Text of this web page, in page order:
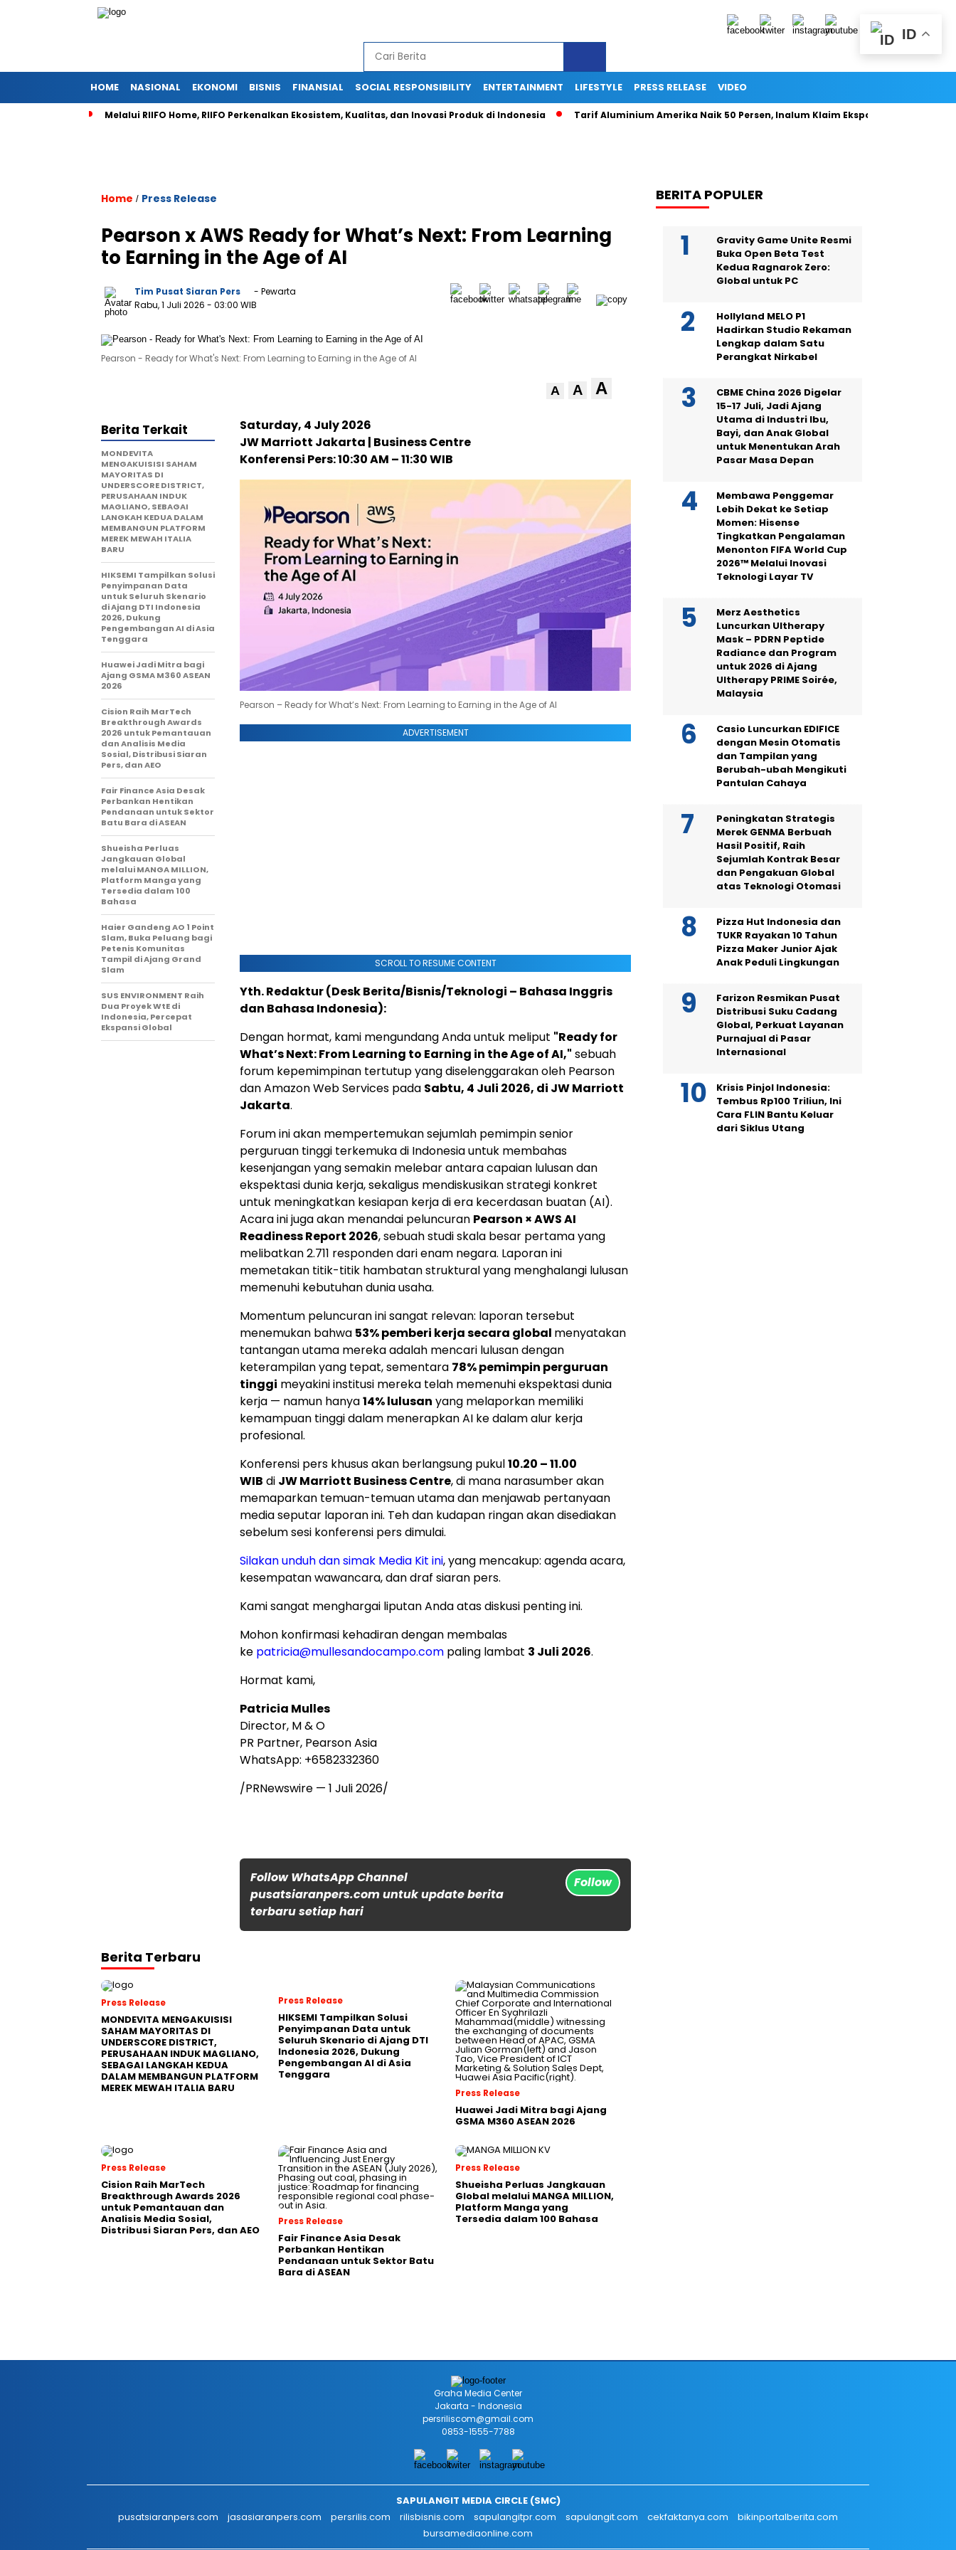
HOME NASIONAL EKONOMI BISNIS FINANSIAL SOCIAL RESPONSIBILITY ENTERTAINMENT LIFESTYLE PRESS RELEASE VIDEO
Melalui RIIFO Home, RIIFO Perkenalkan Ekosistem, Kualitas, dan Inovasi Produk di Indonesia Tarif Aluminium Amerika Naik 50 Persen, Inalum Klaim Ekspor Indonesia
Home / Press Release
Pearson x AWS Ready for What’s Next: From Learning
to Earning in the Age of AI
Tim Pusat Siaran Pers
- Pewarta
Rabu, 1 Juli 2026 - 03:00 WIB
Pearson - Ready for What's Next: From Learning to Earning in the Age of AI
A A A
Saturday, 4 July 2026
JW Marriott Jakarta | Business Centre
Konferensi Pers: 10:30 AM – 11:30 WIB
Pearson – Ready for What’s Next: From Learning to Earning in the Age of AI
ADVERTISEMENT
SCROLL TO RESUME CONTENT
Yth. Redaktur (Desk Berita/Bisnis/Teknologi – Bahasa Inggris
dan Bahasa Indonesia):
Dengan hormat, kami mengundang Anda untuk meliput "Ready for
What’s Next: From Learning to Earning in the Age of AI," sebuah
forum kepemimpinan tertutup yang diselenggarakan oleh Pearson
dan Amazon Web Services pada Sabtu, 4 Juli 2026, di JW Marriott
Jakarta.
Forum ini akan mempertemukan sejumlah pemimpin senior
perguruan tinggi terkemuka di Indonesia untuk membahas
kesenjangan yang semakin melebar antara capaian lulusan dan
ekspektasi dunia kerja, sekaligus mendiskusikan strategi konkret
untuk meningkatkan kesiapan kerja di era kecerdasan buatan (AI).
Acara ini juga akan menandai peluncuran Pearson × AWS AI
Readiness Report 2026, sebuah studi skala besar pertama yang
melibatkan 2.711 responden dari enam negara. Laporan ini
memetakan titik-titik hambatan struktural yang menghalangi lulusan
memenuhi kebutuhan dunia usaha.
Momentum peluncuran ini sangat relevan: laporan tersebut
menemukan bahwa 53% pemberi kerja secara global menyatakan
tantangan utama mereka adalah mencari lulusan dengan
keterampilan yang tepat, sementara 78% pemimpin perguruan
tinggi meyakini institusi mereka telah memenuhi ekspektasi dunia
kerja — namun hanya14% lulusan yang melaporkan memiliki
kemampuan tinggi dalam menerapkan AI ke dalam alur kerja
profesional.
Konferensi pers khusus akan berlangsung pukul10.20 – 11.00
WIB di JW Marriott Business Centre, di mana narasumber akan
memaparkan temuan-temuan utama dan menjawab pertanyaan
media seputar laporan ini. Teh dan kudapan ringan akan disediakan
sebelum sesi konferensi pers dimulai.
Silakan unduh dan simak Media Kit ini, yang mencakup: agenda acara,
kesempatan wawancara, dan draf siaran pers.
Kami sangat menghargai liputan Anda atas diskusi penting ini.
Mohon konfirmasi kehadiran dengan membalas
ke patricia@mullesandocampo.com paling lambat 3 Juli 2026.
Hormat kami,
Patricia Mulles
Director, M & O
PR Partner, Pearson Asia
WhatsApp: +6582332360
/PRNewswire — 1 Juli 2026/
Follow WhatsApp Channel
pusatsiaranpers.com untuk update berita
terbaru setiap hari
Follow
Berita Terkait
MONDEVITA
MENGAKUISISI SAHAM
MAYORITAS DI
UNDERSCORE DISTRICT,
PERUSAHAAN INDUK
MAGLIANO, SEBAGAI
LANGKAH KEDUA DALAM
MEMBANGUN PLATFORM
MEREK MEWAH ITALIA
BARU
HIKSEMI Tampilkan Solusi
Penyimpanan Data
untuk Seluruh Skenario
di Ajang DTI Indonesia
2026, Dukung
Pengembangan AI di Asia
Tenggara
Huawei Jadi Mitra bagi
Ajang GSMA M360 ASEAN
2026
Cision Raih MarTech
Breakthrough Awards
2026 untuk Pemantauan
dan Analisis Media
Sosial, Distribusi Siaran
Pers, dan AEO
Fair Finance Asia Desak
Perbankan Hentikan
Pendanaan untuk Sektor
Batu Bara di ASEAN
Shueisha Perluas
Jangkauan Global
melalui MANGA MILLION,
Platform Manga yang
Tersedia dalam 100
Bahasa
Haier Gandeng AO 1 Point
Slam, Buka Peluang bagi
Petenis Komunitas
Tampil di Ajang Grand
Slam
SUS ENVIRONMENT Raih
Dua Proyek WtE di
Indonesia, Percepat
Ekspansi Global
Berita Terbaru
Press Release
MONDEVITA MENGAKUISISI
SAHAM MAYORITAS DI
UNDERSCORE DISTRICT,
PERUSAHAAN INDUK MAGLIANO,
SEBAGAI LANGKAH KEDUA
DALAM MEMBANGUN PLATFORM
MEREK MEWAH ITALIA BARU
Press Release
HIKSEMI Tampilkan Solusi
Penyimpanan Data untuk
Seluruh Skenario di Ajang DTI
Indonesia 2026, Dukung
Pengembangan AI di Asia
Tenggara
Press Release
Huawei Jadi Mitra bagi Ajang
GSMA M360 ASEAN 2026
Press Release
Cision Raih MarTech
Breakthrough Awards 2026
untuk Pemantauan dan
Analisis Media Sosial,
Distribusi Siaran Pers, dan AEO
Press Release
Fair Finance Asia Desak
Perbankan Hentikan
Pendanaan untuk Sektor Batu
Bara di ASEAN
Press Release
Shueisha Perluas Jangkauan
Global melalui MANGA MILLION,
Platform Manga yang
Tersedia dalam 100 Bahasa
BERITA POPULER
Gravity Game Unite Resmi
Buka Open Beta Test
Kedua Ragnarok Zero:
Global untuk PC
Hollyland MELO P1
Hadirkan Studio Rekaman
Lengkap dalam Satu
Perangkat Nirkabel
CBME China 2026 Digelar
15-17 Juli, Jadi Ajang
Utama di Industri Ibu,
Bayi, dan Anak Global
untuk Menentukan Arah
Pasar Masa Depan
Membawa Penggemar
Lebih Dekat ke Setiap
Momen: Hisense
Tingkatkan Pengalaman
Menonton FIFA World Cup
2026™ Melalui Inovasi
Teknologi Layar TV
Merz Aesthetics
Luncurkan Ultherapy
Mask – PDRN Peptide
Radiance dan Program
untuk 2026 di Ajang
Ultherapy PRIME Soirée,
Malaysia
Casio Luncurkan EDIFICE
dengan Mesin Otomatis
dan Tampilan yang
Berubah-ubah Mengikuti
Pantulan Cahaya
Peningkatan Strategis
Merek GENMA Berbuah
Hasil Positif, Raih
Sejumlah Kontrak Besar
dan Pengakuan Global
atas Teknologi Otomasi
Pizza Hut Indonesia dan
TUKR Rayakan 10 Tahun
Pizza Maker Junior Ajak
Anak Peduli Lingkungan
Farizon Resmikan Pusat
Distribusi Suku Cadang
Global, Perkuat Layanan
Purnajual di Pasar
Internasional
Krisis Pinjol Indonesia:
Tembus Rp100 Triliun, Ini
Cara FLIN Bantu Keluar
dari Siklus Utang
ID
Graha Media Center
Jakarta - Indonesia
persriliscom@gmail.com
0853-1555-7788
SAPULANGIT MEDIA CIRCLE (SMC)
pusatsiaranpers.com
jasasiaranpers.com persrilis.com rilisbisnis.com sapulangitpr.com sapulangit.com cekfaktanya.com
bikinportalberita.com
bursamediaonline.com